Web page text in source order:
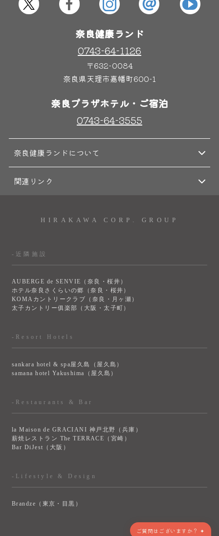
奈良健康ランド
0743-64-1126
〒632-0084
奈良県天理市嘉幡町600-1
奈良プラザホテル・ご宿泊
0743-64-3555
奈良健康ランドについて
関連リンク
HIRAKAWA CORP. GROUP
-近隣施設
AUBERGE de SENVIE（奈良・桜井）
ホテル奈良さくらいの郷（奈良・桜井）
KOMAカントリークラブ（奈良・月ヶ瀬）
太子カントリー俱楽部（大阪・太子町）
-Resort Hotels
sankara hotel & spa屋久島（屋久島）
samana hotel Yakushima（屋久島）
-Restaurants & Bar
la Maison de GRACIANI 神戸北野（兵庫）
薪焼レストラン The TERRACE（宮崎）
Bar DiJest（大阪）
-Lifestyle & Design
Brandze（東京・目黒）